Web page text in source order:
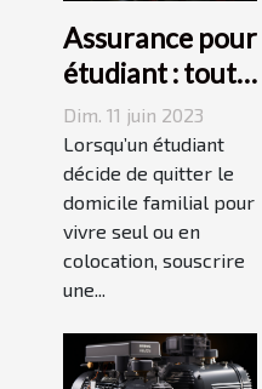
Assurance pour
étudiant : tout
ce qu’il faut
savoir avant de
choisir
Dim. 11 juin 2023
Lorsqu’un étudiant
décide de quitter le
domicile familial pour
vivre seul ou en
colocation, souscrire
une...